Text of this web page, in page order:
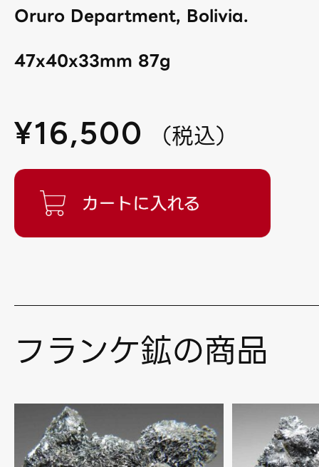
Oruro Department, Bolivia.
47x40x33mm 87g
¥16,500 （税込）
フランケ鉱の商品